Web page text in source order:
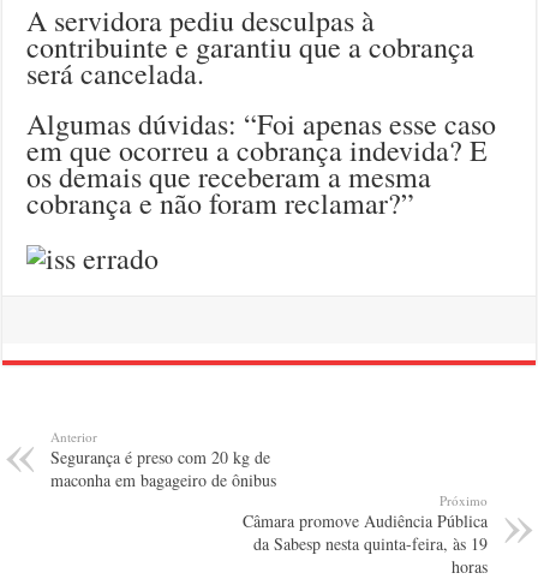
A servidora pediu desculpas à
contribuinte e garantiu que a cobrança
será cancelada.
Algumas dúvidas: “Foi apenas esse caso
em que ocorreu a cobrança indevida? E
os demais que receberam a mesma
cobrança e não foram reclamar?”
Anterior
Segurança é preso com 20 kg de
maconha em bagageiro de ônibus
Próximo
Câmara promove Audiência Pública
da Sabesp nesta quinta-feira, às 19
horas